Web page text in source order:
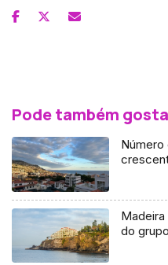
Pode também
Número
do